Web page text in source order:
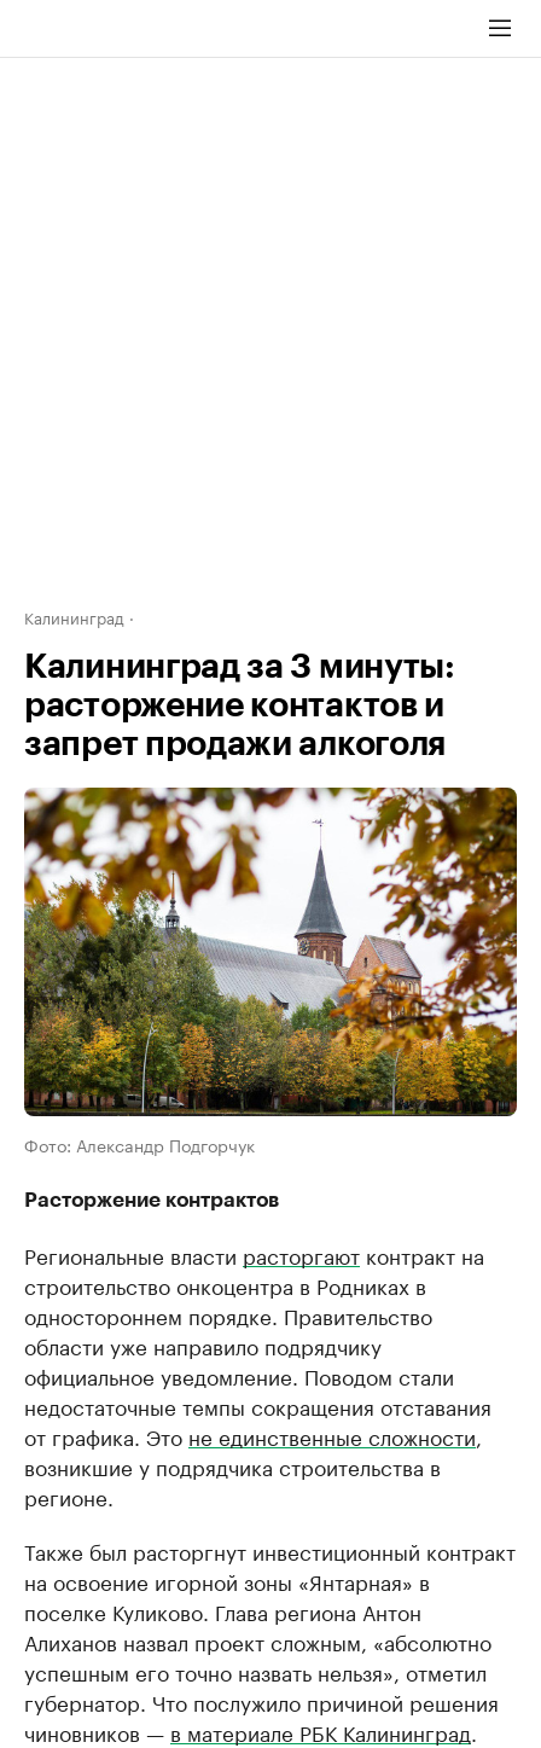
Калининград
Калининград за 3 минуты:
расторжение контактов и
запрет продажи алкоголя
Фото: Александр Подгорчук
Расторжение контрактов
Региональные власти расторгают контракт на
строительство онкоцентра в Родниках в
одностороннем порядке. Правительство
области уже направило подрядчику
официальное уведомление. Поводом стали
недостаточные темпы сокращения отставания
от графика. Это не единственные сложности
возникшие у подрядчика строительства в
регионе.
Также был расторгнут инвестиционный контракт
на освоение игорной зоны «Янтарная» в
поселке Куликово. Глава региона Антон
Алиханов назвал проект сложным, «абсолютно
успешным его точно назвать нельзя», отметил
губернатор. Что послужило причиной решения
чиновников — в материале РБК Калининград